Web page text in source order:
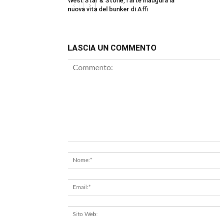
nuova vita del bunker di Affi
LASCIA UN COMMENTO